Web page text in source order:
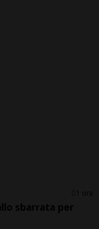
1 ora
sbarrata per